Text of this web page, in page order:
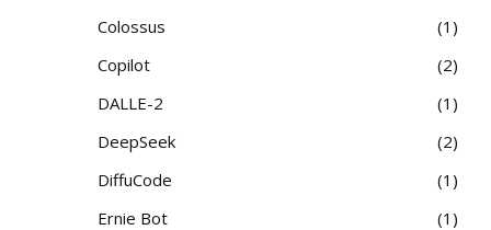
Colossus
1
Copilot
2
DALLE-2
1
DeepSeek
2
DiffuCode
1
Ernie Bot
1